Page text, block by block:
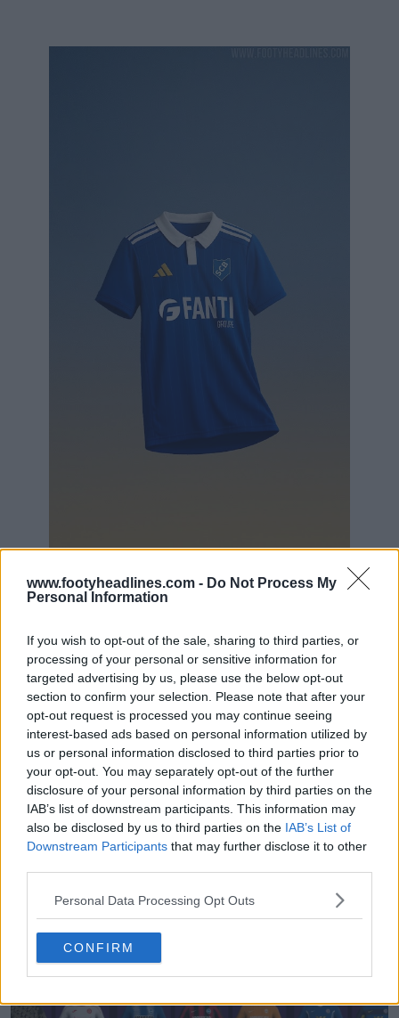
www.footyheadlines.com - Do Not Process My
Personal Information
If you wish to opt-out of the sale, sharing to third parties, or
processing of your personal or sensitive information for
targeted advertising by us, please use the below opt-out
section to confirm your selection. Please note that after your
opt-out request is processed you may continue seeing
interest-based ads based on personal information utilized by
us or personal information disclosed to third parties prior to
your opt-out. You may separately opt-out of the further
disclosure of your personal information by third parties on the
IAB’s list of downstream participants. This information may
also be disclosed by us to third parties on the IAB’s List of
Downstream Participants that may further disclose it to other
Personal Data Processing Opt Outs
CONFIRM
Fabriqué par Adidas. Tu aimes le maillot du 120e
commentaires ci-dessous etjette un œil à l'aperçu des
maillots 25-26 pour découvrir les fuites concernant les
maillots 25-26.
Afficher les commentaires
adidas Bastia Maillots
Ligue 2
Partager